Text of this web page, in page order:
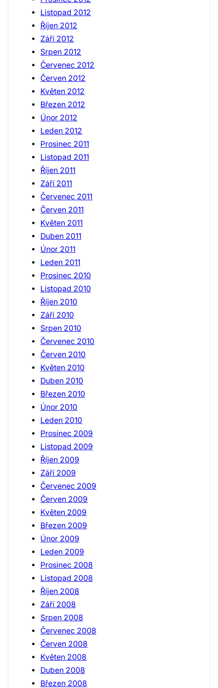
Listopad 2012
Říjen 2012
Září 2012
Srpen 2012
Červenec 2012
Červen 2012
Květen 2012
Březen 2012
Únor 2012
Leden 2012
Prosinec 2011
Listopad 2011
Říjen 2011
Září 2011
Červenec 2011
Červen 2011
Květen 2011
Duben 2011
Únor 2011
Leden 2011
Prosinec 2010
Listopad 2010
Říjen 2010
Září 2010
Srpen 2010
Červenec 2010
Červen 2010
Květen 2010
Duben 2010
Březen 2010
Únor 2010
Leden 2010
Prosinec 2009
Listopad 2009
Říjen 2009
Září 2009
Červenec 2009
Červen 2009
Květen 2009
Březen 2009
Únor 2009
Leden 2009
Prosinec 2008
Listopad 2008
Říjen 2008
Září 2008
Srpen 2008
Červenec 2008
Červen 2008
Květen 2008
Duben 2008
Březen 2008